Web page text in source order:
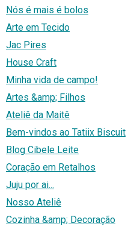
Nós é mais é bolos
Arte em Tecido
Jac Pires
House Craft
Minha vida de campo!
Artes &amp; Filhos
Ateliê da Maitê
Bem-vindos ao Tatiix Biscuit
Blog Cibele Leite
Coração em Retalhos
Juju por ai...
Nosso Ateliê
Cozinha &amp; Decoração